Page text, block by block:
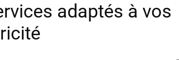
adaptés à vos